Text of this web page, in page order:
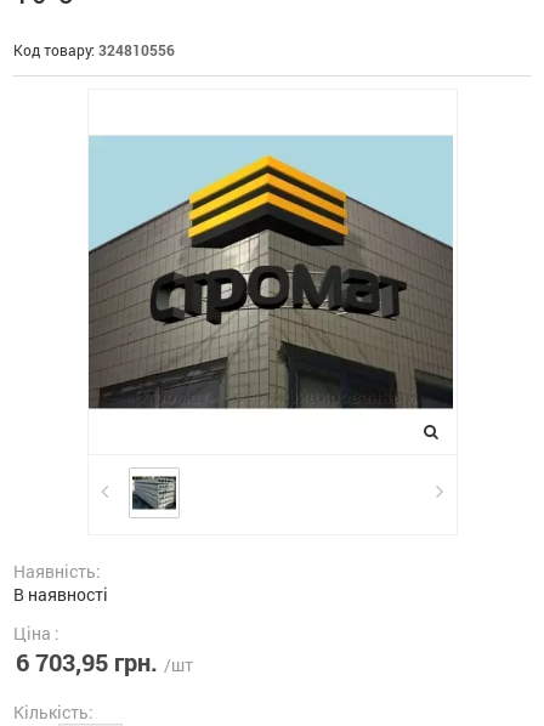
Код товару: 324810556
Наявність:
В наявності
Ціна :
6 703,95 грн. /шт
Кількість: